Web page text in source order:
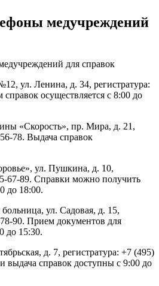
медучреждений
ул. Ленина, д. 34, регистратура:
осуществляется с 8:00 до
«Скорость», пр. Мира, д. 21,
78. Выдача справок
ул. Пушкина, д. 10,
67-89. Справки можно получить
до 18:00.
ул. Садовая, д. 15,
90. Прием документов для
до 15:30.
д. 7, регистратура: +7 (495)
выдача справок доступны с 9:00 до